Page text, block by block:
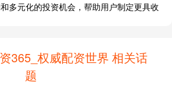
多元化的投资机会，帮助用户制定更具收
365_权威配资世界 相关话
题